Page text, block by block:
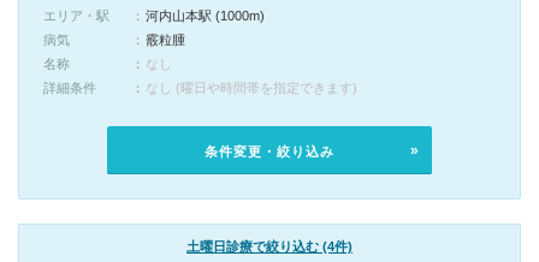
エリア・駅
河内山本駅 (1000m)
病気
霰粒腫
名称
なし
詳細条件
なし (曜日や時間帯を指定できます)
条件変更・絞り込み
土曜日診療で絞り込む (4件)